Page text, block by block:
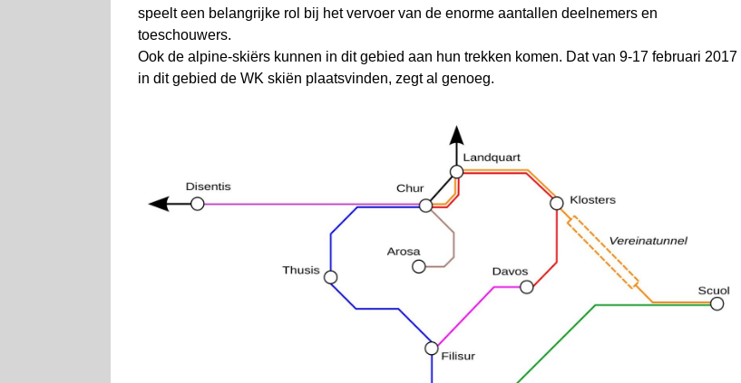
speelt een belangrijke rol bij het vervoer van de enorme aantallen deelnemers en
toeschouwers.
Ook de alpine-skiërs kunnen in dit gebied aan hun trekken komen. Dat van 9-17 februari 2017
in dit gebied de WK skiën plaatsvinden, zegt al genoeg.